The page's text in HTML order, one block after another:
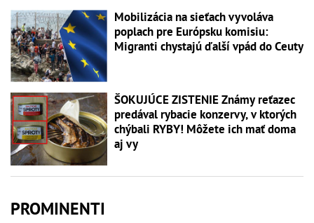
Mobilizácia na sieťach vyvoláva
poplach pre Európsku komisiu:
Migranti chystajú ďalší vpád do Ceuty
ŠOKUJÚCE ZISTENIE Známy reťazec
predával rybacie konzervy, v ktorých
chýbali RYBY! Môžete ich mať doma
aj vy
PROMINENTI